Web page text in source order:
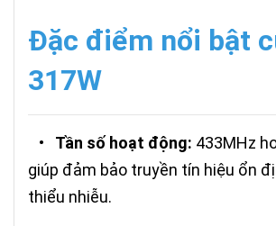
Đặc điểm nổi bật
317W
• Tần số hoạt động: 433MHz
giúp đảm bảo truyền tín hiệu ổn
thiểu nhiễu.